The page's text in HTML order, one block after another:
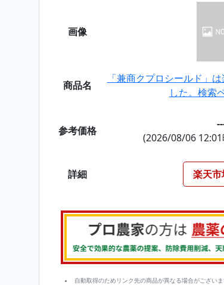
画像
商品名
「兼商クプロシールド」
した。検索
参考価格
(2026/08/06 12:01
詳細 楽天
自動取得のためリンク先の商品が異なる場合がございま